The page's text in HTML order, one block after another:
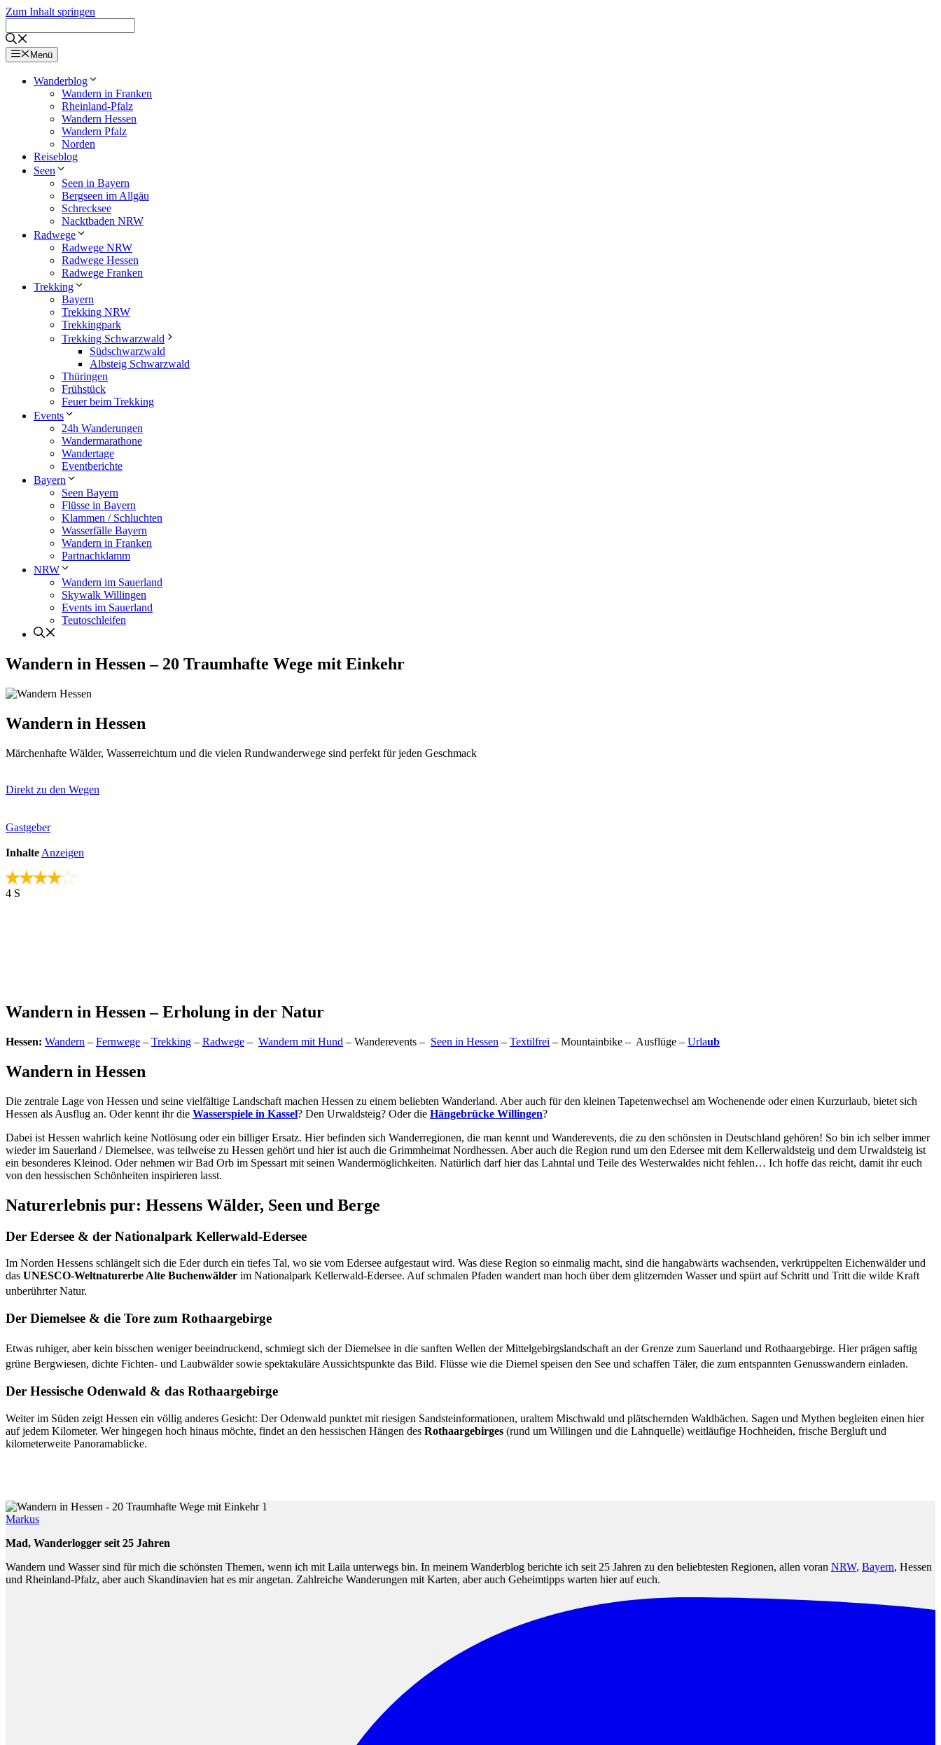
Zum Inhalt springen
Menü
Wanderblog
Wandern in Franken
Rheinland-Pfalz
Wandern Hessen
Wandern Pfalz
Norden
Reiseblog
Seen
Seen in Bayern
Bergseen im Allgäu
Schrecksee
Nacktbaden NRW
Radwege
Radwege NRW
Radwege Hessen
Radwege Franken
Trekking
Bayern
Trekking NRW
Trekkingpark
Trekking Schwarzwald
Südschwarzwald
Albsteig Schwarzwald
Thüringen
Frühstück
Feuer beim Trekking
Events
24h Wanderungen
Wandermarathone
Wandertage
Eventberichte
Bayern
Seen Bayern
Flüsse in Bayern
Klammen / Schluchten
Wasserfälle Bayern
Wandern in Franken
Partnachklamm
NRW
Wandern im Sauerland
Skywalk Willingen
Events im Sauerland
Teutoschleifen
Wandern in Hessen – 20 Traumhafte Wege mit Einkehr
Wandern in Hessen
Märchenhafte Wälder, Wasserreichtum und die vielen Rundwanderwege sind perfekt für jeden Geschmack
Direkt zu den Wegen
Gastgeber
Inhalte Anzeigen
4 S
Wandern in Hessen – Erholung in der Natur
Hessen: Wandern – Fernwege – Trekking – Radwege – Wandern mit Hund – Wanderevents – Seen in Hessen – Textilfrei – Mountainbike – Ausflüge – Urlaub
Wandern in Hessen
Die zentrale Lage von Hessen und seine vielfältige Landschaft machen Hessen zu einem beliebten Wanderland. Aber auch für den kleinen Tapetenwechsel am Wochenende oder einen Kurzurlaub, bietet sich
Hessen als Ausflug an. Oder kennt ihr die Wasserspiele in Kassel? Den Urwaldsteig? Oder die Hängebrücke Willingen?
Dabei ist Hessen wahrlich keine Notlösung oder ein billiger Ersatz. Hier befinden sich Wanderregionen, die man kennt und Wanderevents, die zu den schönsten in Deutschland gehören! So bin ich selber immer
wieder im Sauerland / Diemelsee, was teilweise zu Hessen gehört und hier ist auch die Grimmheimat Nordhessen. Aber auch die Region rund um den Edersee mit dem Kellerwaldsteig und dem Urwaldsteig ist
ein besonderes Kleinod. Oder nehmen wir Bad Orb im Spessart mit seinen Wandermöglichkeiten. Natürlich darf hier das Lahntal und Teile des Westerwaldes nicht fehlen… Ich hoffe das reicht, damit ihr euch
von den hessischen Schönheiten inspirieren lasst.
Naturerlebnis pur: Hessens Wälder, Seen und Berge
Der Edersee & der Nationalpark Kellerwald-Edersee
Im Norden Hessens schlängelt sich die Eder durch ein tiefes Tal, wo sie vom Edersee aufgestaut wird. Was diese Region so einmalig macht, sind die hangabwärts wachsenden, verkrüppelten Eichenwälder und
das UNESCO-Weltnaturerbe Alte Buchenwälder im Nationalpark Kellerwald-Edersee. Auf schmalen Pfaden wandert man hoch über dem glitzernden Wasser und spürt auf Schritt und Tritt die wilde Kraft
unberührter Natur.
Der Diemelsee & die Tore zum Rothaargebirge
Etwas ruhiger, aber kein bisschen weniger beeindruckend, schmiegt sich der Diemelsee in die sanften Wellen der Mittelgebirgslandschaft an der Grenze zum Sauerland und Rothaargebirge. Hier prägen saftig
grüne Bergwiesen, dichte Fichten- und Laubwälder sowie spektakuläre Aussichtspunkte das Bild. Flüsse wie die Diemel speisen den See und schaffen Täler, die zum entspannten Genusswandern einladen.
Der Hessische Odenwald & das Rothaargebirge
Weiter im Süden zeigt Hessen ein völlig anderes Gesicht: Der Odenwald punktet mit riesigen Sandsteinformationen, uraltem Mischwald und plätschernden Waldbächen. Sagen und Mythen begleiten einen hier
auf jedem Kilometer. Wer hingegen hoch hinaus möchte, findet an den hessischen Hängen des Rothaargebirges (rund um Willingen und die Lahnquelle) weitläufige Hochheiden, frische Bergluft und
kilometerweite Panoramablicke.
Markus
Mad, Wanderlogger seit 25 Jahren
Wandern und Wasser sind für mich die schönsten Themen, wenn ich mit Laila unterwegs bin. In meinem Wanderblog berichte ich seit 25 Jahren zu den beliebtesten Regionen, allen voran NRW, Bayern, Hessen
und Rheinland-Pfalz, aber auch Skandinavien hat es mir angetan. Zahlreiche Wanderungen mit Karten, aber auch Geheimtipps warten hier auf euch.